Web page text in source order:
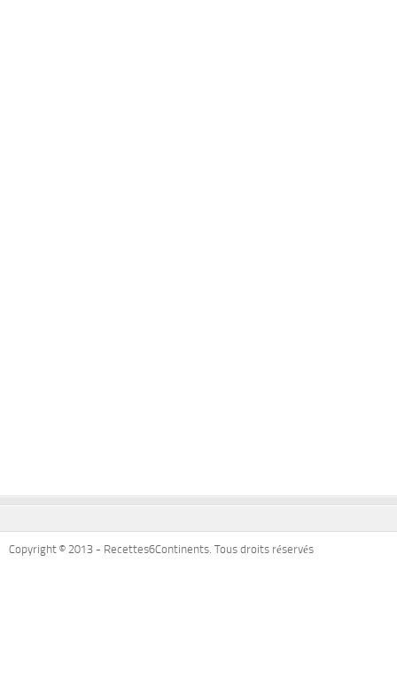
Copyright © 2013 - Recettes6Continents. Tous droits réservés